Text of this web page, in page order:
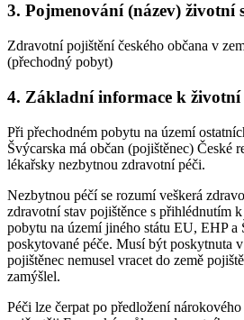
3. Pojmenování (název) životní
Zdravotní pojištění českého občana v
(přechodný pobyt)
4. Základní informace k životní
Při přechodném pobytu na území
Švýcarska má občan (pojištěnec) České
lékařsky nezbytnou zdravotní péči.
Nezbytnou péčí se rozumí veškerá
zdravotní stav pojištěnce s přihlédnutím
pobytu na území jiného státu EU, EHP a
poskytované péče. Musí být poskytnuta
pojištěnec nemusel vracet do země
zamýšlel.
Péči lze čerpat po předložení